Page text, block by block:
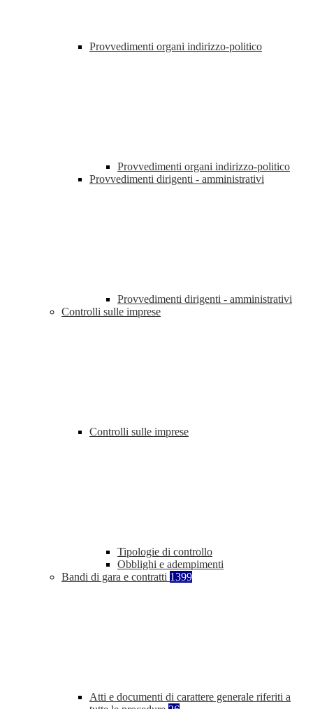
Provvedimenti organi indirizzo-politico
Provvedimenti organi indirizzo-politico
Provvedimenti dirigenti - amministrativi
Provvedimenti dirigenti - amministrativi
Controlli sulle imprese
Controlli sulle imprese
Tipologie di controllo
Obblighi e adempimenti
Bandi di gara e contratti 1399
Atti e documenti di carattere generale riferiti a